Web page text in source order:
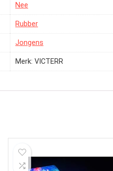
‎Nee
‎Rubber
‎Jongens
Merk: VICTERR